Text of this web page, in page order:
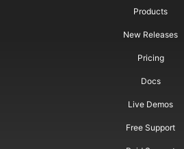
Products
New Releases
Pricing
Docs
Live Demos
Free Support